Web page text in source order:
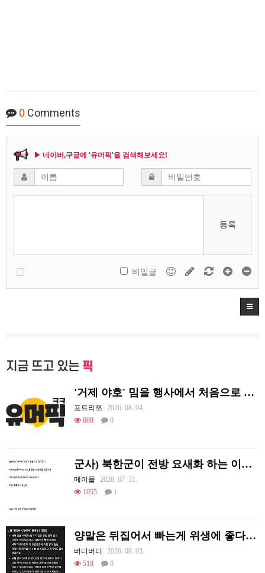
0 Comments
▶ 네이버,구글에 '유머픽'을 검색해보세요!
등록
비밀글
지금 뜨고 있는 픽
'거제 야호' 밈을 행사에서 처음으로 체감하는 리센느
포트리쯔
2026. 08. 04.
608
0
군사) 북한군이 전방 요새화 하는 이유.jpg
메이플
2026. 07. 31.
1055
1
양말은 뒤집어서 빠는게 위생에 좋다고함
버디버디
2026. 08. 03.
518
0